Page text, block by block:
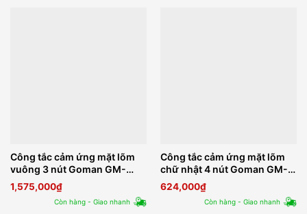
Công tắc cảm ứng mặt lõm
vuông 3 nút Goman GM-
ZB343-US Series 2
1,575,000₫
Còn hàng - Giao nhanh
Công tắc cảm ứng mặt lõm
chữ nhật 4 nút Goman GM-
W224
624,000₫
Còn hàng - Giao nhanh